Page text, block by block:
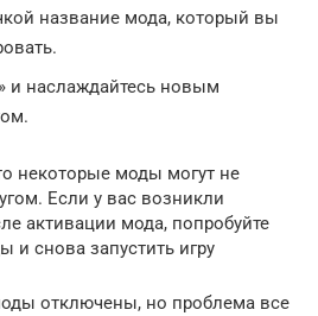
название мода, который вы
и наслаждайтесь новым
некоторые моды могут не
Если у вас возникли
активации мода, попробуйте
и снова запустить игру
отключены, но проблема все